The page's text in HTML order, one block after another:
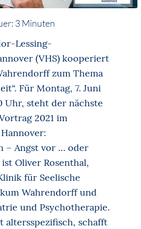
3Minuten
Lessing-
(VHS) kooperiert
zum Thema
Für Montag, 7. Juni
Uhr, steht der nächste
2021 im
– Angst vor … oder
Oliver Rosenthal,
für Seelische
Wahrendorff und
und Psychotherapie.
altersspezifisch, schafft